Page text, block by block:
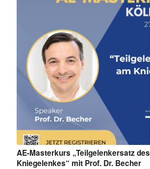
AE-Masterkurs „Teilgelenkersatz des
Kniegelenkes“ mit Prof. Dr. Becher